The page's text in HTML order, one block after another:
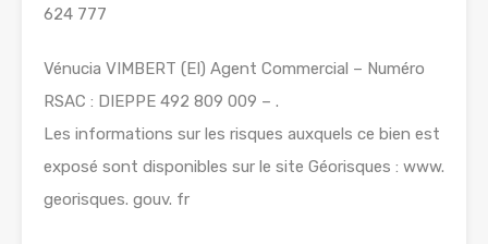
624 777
Vénucia VIMBERT (EI) Agent Commercial – Numéro
RSAC : DIEPPE 492 809 009 – .
Les informations sur les risques auxquels ce bien est
exposé sont disponibles sur le site Géorisques : www.
georisques. gouv. fr